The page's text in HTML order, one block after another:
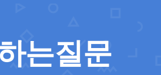
는질문